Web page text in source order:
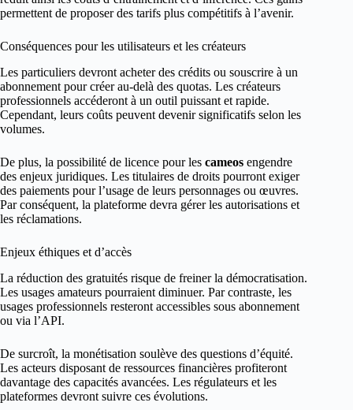
permettent de proposer des tarifs plus compétitifs à l’avenir.
Conséquences pour les utilisateurs et les créateurs
Les particuliers devront acheter des crédits ou souscrire à un
abonnement pour créer au-delà des quotas. Les créateurs
professionnels accéderont à un outil puissant et rapide.
Cependant, leurs coûts peuvent devenir significatifs selon les
volumes.
De plus, la possibilité de licence pour les cameos engendre
des enjeux juridiques. Les titulaires de droits pourront exiger
des paiements pour l’usage de leurs personnages ou œuvres.
Par conséquent, la plateforme devra gérer les autorisations et
les réclamations.
Enjeux éthiques et d’accès
La réduction des gratuités risque de freiner la démocratisation.
Les usages amateurs pourraient diminuer. Par contraste, les
usages professionnels resteront accessibles sous abonnement
ou via l’API.
De surcroît, la monétisation soulève des questions d’équité.
Les acteurs disposant de ressources financières profiteront
davantage des capacités avancées. Les régulateurs et les
plateformes devront suivre ces évolutions.